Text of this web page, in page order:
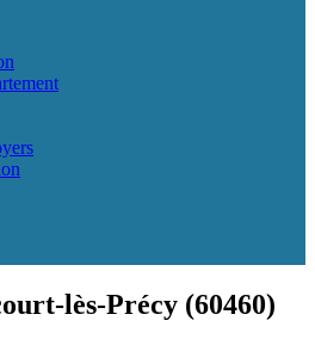
lès-Précy (60460)